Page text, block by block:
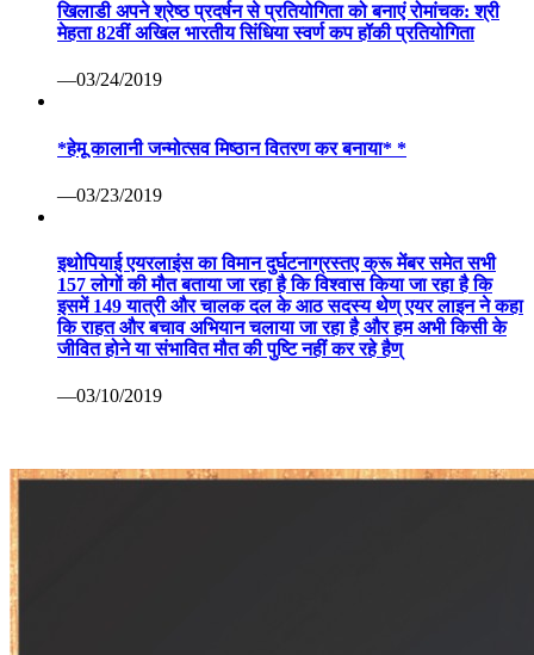
खिलाडी अपने श्रेष्ठ प्रदर्षन से प्रतियोगिता को बनाएं रोमांचक: श्री
मेहता 82वीं अखिल भारतीय सिंधिया स्वर्ण कप हॉकी प्रतियोगिता
—03/24/2019
*हेमू कालानी जन्मोत्सव मिष्ठान वितरण कर बनाया* *
—03/23/2019
इथोपियाई एयरलाइंस का विमान दुर्घटनाग्रस्तए क्रू मेंबर समेत सभी
157 लोगों की मौत बताया जा रहा है कि विश्वास किया जा रहा है कि
इसमें 149 यात्री और चालक दल के आठ सदस्य थेण् एयर लाइन ने कहा
कि राहत और बचाव अभियान चलाया जा रहा है और हम अभी किसी के
जीवित होने या संभावित मौत की पुष्टि नहीं कर रहे हैण्
—03/10/2019